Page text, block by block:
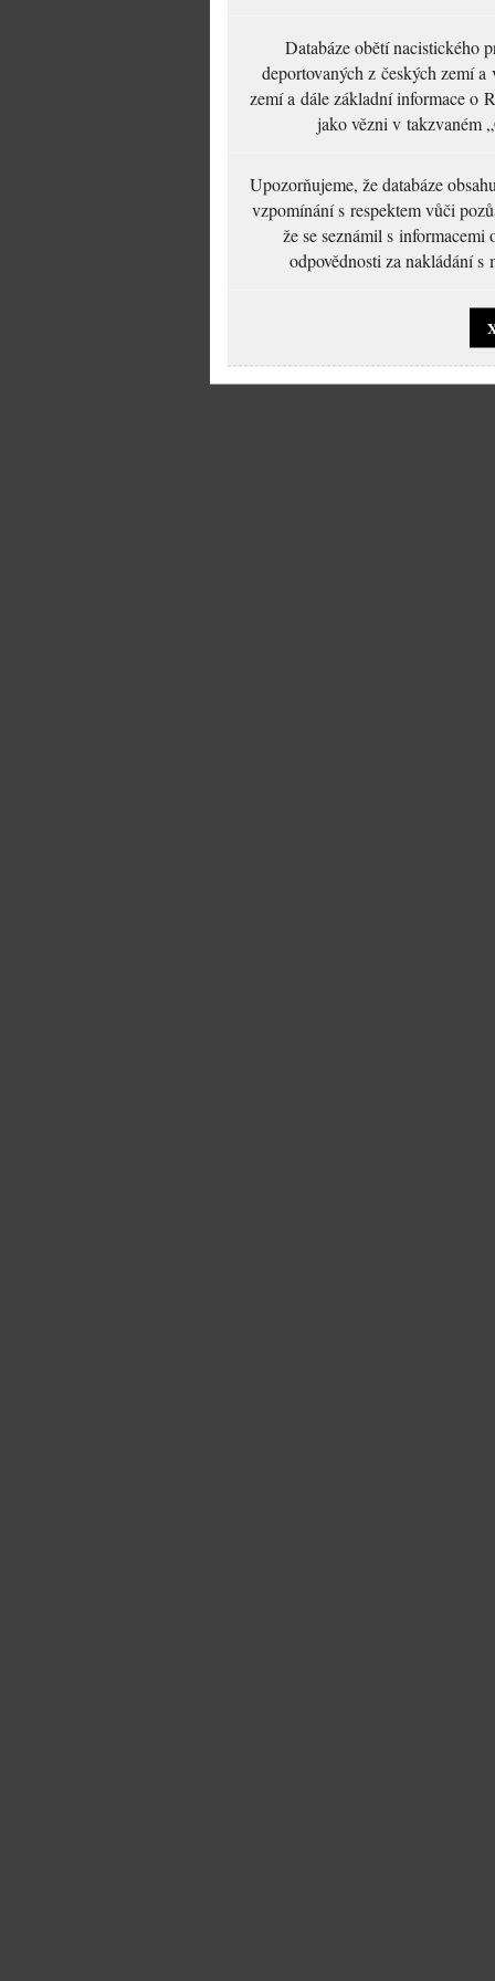
Databáze obětí nacistického
deportovaných z českých zemí
zemí a dále základní informace o
jako vězni v takzvaném
Upozorňujeme, že databáze
vzpomínání s respektem vůči
že se seznámil s
odpovědnosti za nakládání